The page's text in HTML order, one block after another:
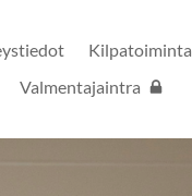
Kilpatoiminta
Valmentajaintra